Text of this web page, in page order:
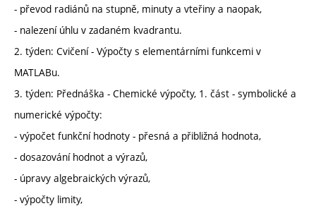
- převod radiánů na stupně, minuty a vteřiny a naopak,
- nalezení úhlu v zadaném kvadrantu.
2. týden: Cvičení - Výpočty s elementárními funkcemi v
MATLABu.
3. týden: Přednáška - Chemické výpočty, 1. část - symbolické a
numerické výpočty:
- výpočet funkční hodnoty - přesná a přibližná hodnota,
- dosazování hodnot a výrazů,
- úpravy algebraických výrazů,
- výpočty limity,